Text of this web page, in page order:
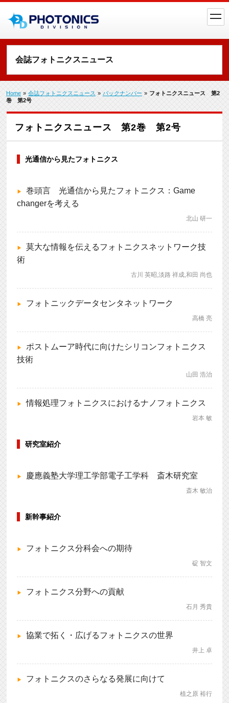
会誌フォトニクスニュース
Home » 会誌フォトニクスニュース » バックナンバー » フォトニクスニュース 第2
巻 第2号
フォトニクスニュース 第2巻 第2号
光通信から見たフォトニクス
巻頭言 光通信から見たフォトニクス：Game
changerを考える
北山 研一
莫大な情報を伝えるフォトニクスネットワーク技
術
古川 英昭,淡路 祥成,和田 尚也
フォトニックデータセンタネットワーク
高橋 亮
ポストムーア時代に向けたシリコンフォトニクス
技術
山田 浩治
情報処理フォトニクスにおけるナノフォトニクス
岩本 敏
研究室紹介
慶應義塾大学理工学部電子工学科 斎木研究室
斎木 敏治
新幹事紹介
フォトニクス分科会への期待
碇 智文
フォトニクス分野への貢献
石月 秀貴
協業で拓く・広げるフォトニクスの世界
井上 卓
フォトニクスのさらなる発展に向けて
植之原 裕行